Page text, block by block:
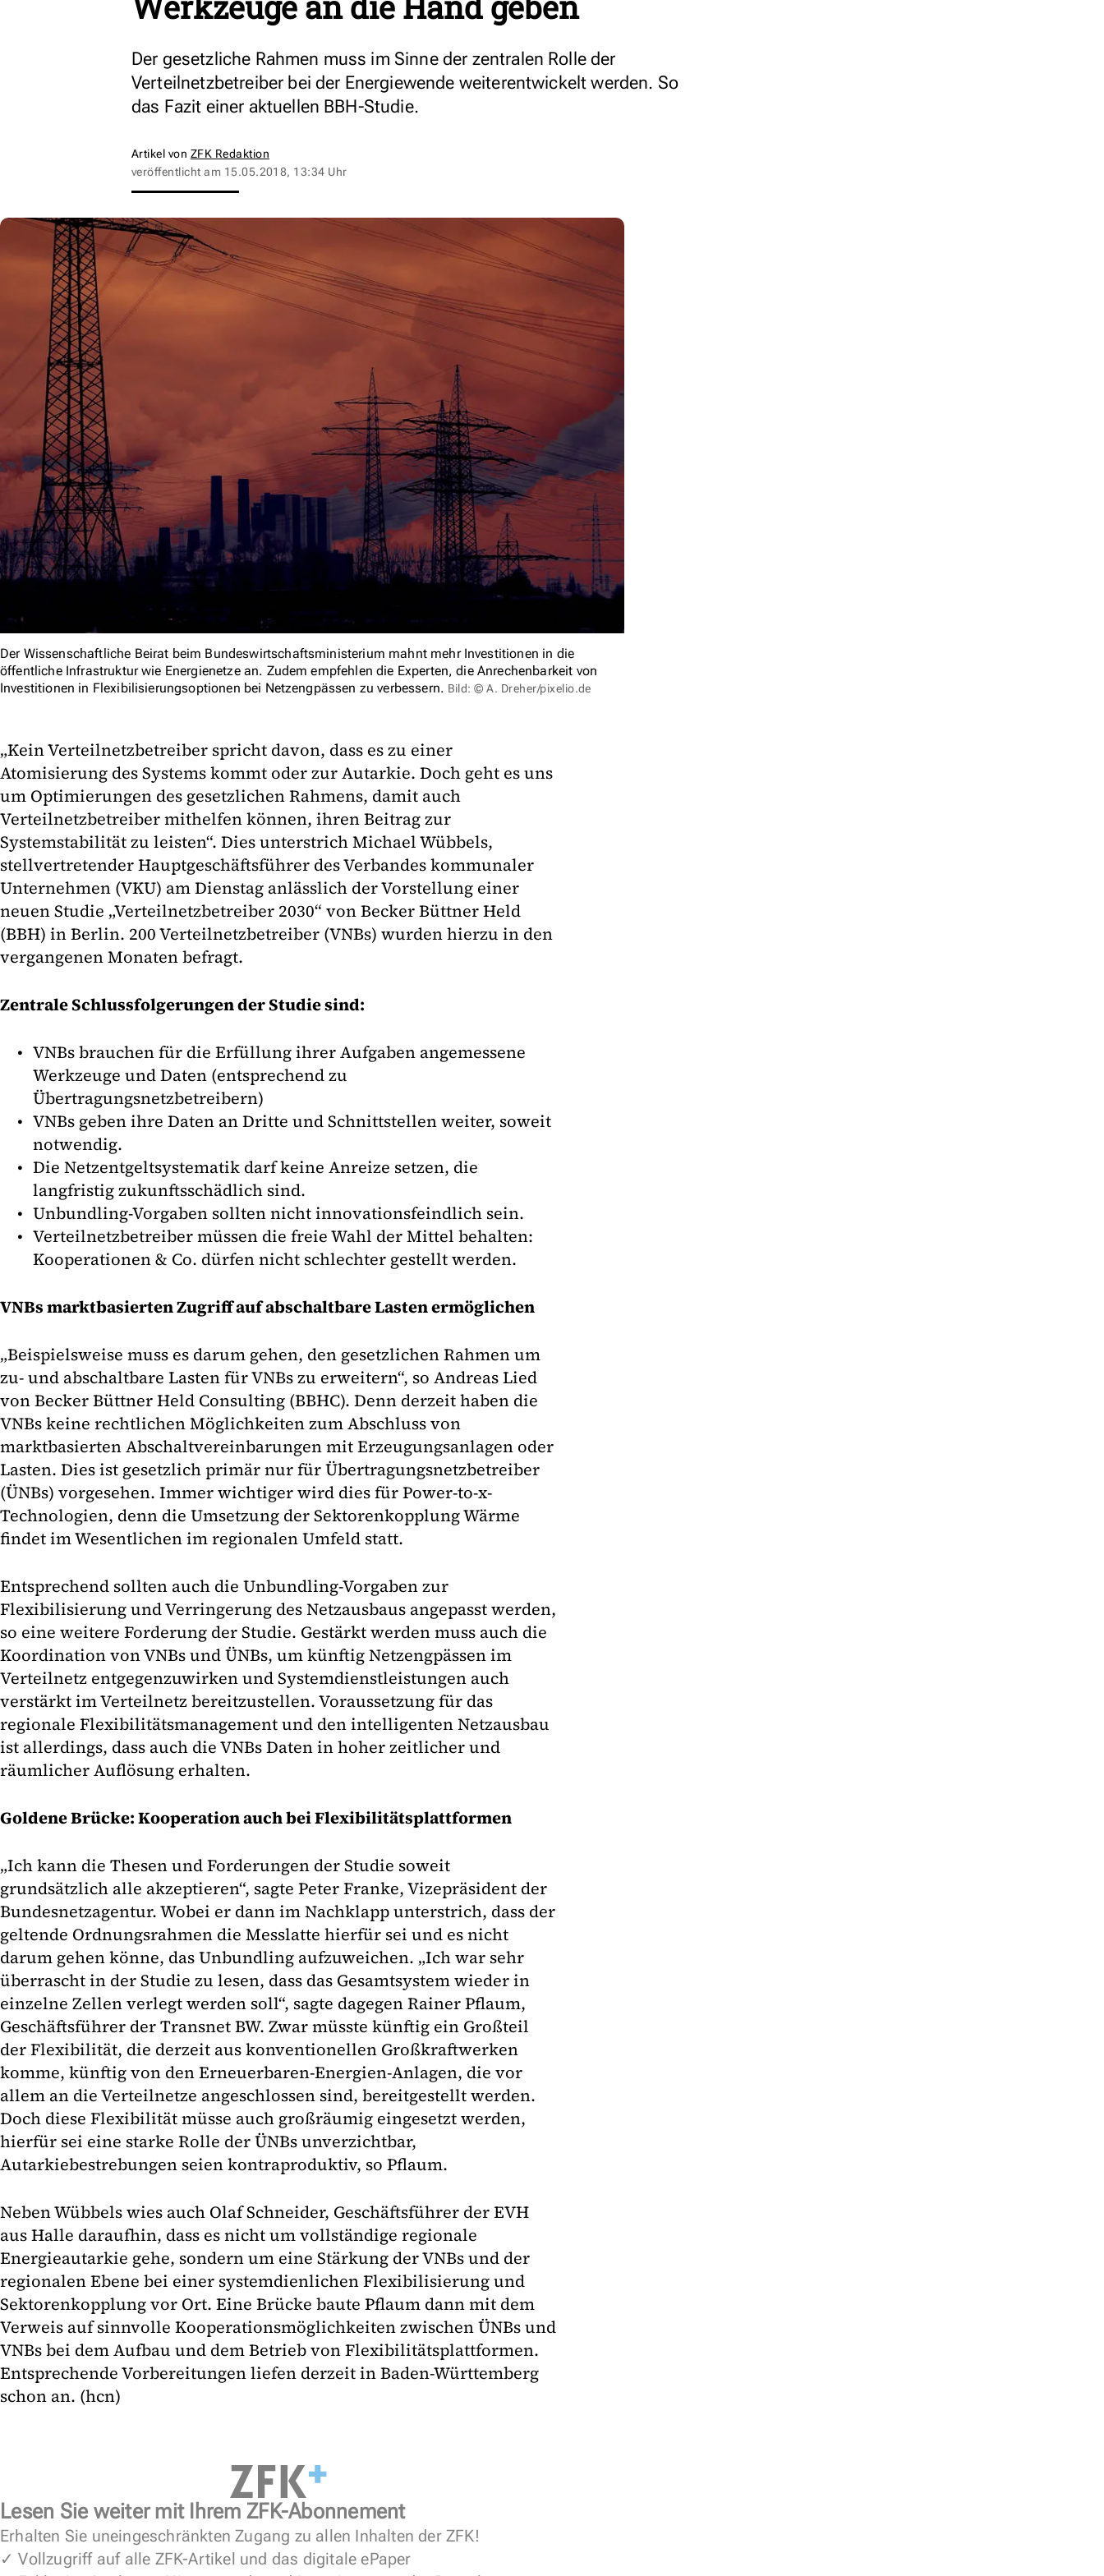
Der gesetzliche Rahmen muss im Sinne der zentralen Rolle der
Verteilnetzbetreiber bei der Energiewende weiterentwickelt werden. So
das Fazit einer aktuellen BBH-Studie.
Artikel von ZFK Redaktion
veröffentlicht am 15.05.2018, 13:34 Uhr
Der Wissenschaftliche Beirat beim Bundeswirtschaftsministerium mahnt mehr Investitionen in die
öffentliche Infrastruktur wie Energienetze an. Zudem empfehlen die Experten, die Anrechenbarkeit von
Investitionen in Flexibilisierungsoptionen bei Netzengpässen zu verbessern. Bild: © A. Dreher/pixelio.de
„Kein Verteilnetzbetreiber spricht davon, dass es zu einer
Atomisierung des Systems kommt oder zur Autarkie. Doch geht es uns
um Optimierungen des gesetzlichen Rahmens, damit auch
Verteilnetzbetreiber mithelfen können, ihren Beitrag zur
Systemstabilität zu leisten“. Dies unterstrich Michael Wübbels,
stellvertretender Hauptgeschäftsführer des Verbandes kommunaler
Unternehmen (VKU) am Dienstag anlässlich der Vorstellung einer
neuen Studie „Verteilnetzbetreiber 2030“ von Becker Büttner Held
(BBH) in Berlin. 200 Verteilnetzbetreiber (VNBs) wurden hierzu in den
vergangenen Monaten befragt.
Zentrale Schlussfolgerungen der Studie sind:
VNBs brauchen für die Erfüllung ihrer Aufgaben angemessene
Werkzeuge und Daten (entsprechend zu
Übertragungsnetzbetreibern)
VNBs geben ihre Daten an Dritte und Schnittstellen weiter, soweit
notwendig.
Die Netzentgeltsystematik darf keine Anreize setzen, die
langfristig zukunftsschädlich sind.
Unbundling-Vorgaben sollten nicht innovationsfeindlich sein.
Verteilnetzbetreiber müssen die freie Wahl der Mittel behalten:
Kooperationen & Co. dürfen nicht schlechter gestellt werden.
VNBs marktbasierten Zugriff auf abschaltbare Lasten ermöglichen
„Beispielsweise muss es darum gehen, den gesetzlichen Rahmen um
zu- und abschaltbare Lasten für VNBs zu erweitern“, so Andreas Lied
von Becker Büttner Held Consulting (BBHC). Denn derzeit haben die
VNBs keine rechtlichen Möglichkeiten zum Abschluss von
marktbasierten Abschaltvereinbarungen mit Erzeugungsanlagen oder
Lasten. Dies ist gesetzlich primär nur für Übertragungsnetzbetreiber
(ÜNBs) vorgesehen. Immer wichtiger wird dies für Power-to-x-
Technologien, denn die Umsetzung der Sektorenkopplung Wärme
findet im Wesentlichen im regionalen Umfeld statt.
Entsprechend sollten auch die Unbundling-Vorgaben zur
Flexibilisierung und Verringerung des Netzausbaus angepasst werden,
so eine weitere Forderung der Studie. Gestärkt werden muss auch die
Koordination von VNBs und ÜNBs, um künftig Netzengpässen im
Verteilnetz entgegenzuwirken und Systemdienstleistungen auch
verstärkt im Verteilnetz bereitzustellen. Voraussetzung für das
regionale Flexibilitätsmanagement und den intelligenten Netzausbau
ist allerdings, dass auch die VNBs Daten in hoher zeitlicher und
räumlicher Auflösung erhalten.
Goldene Brücke: Kooperation auch bei Flexibilitätsplattformen
„Ich kann die Thesen und Forderungen der Studie soweit
grundsätzlich alle akzeptieren“, sagte Peter Franke, Vizepräsident der
Bundesnetzagentur. Wobei er dann im Nachklapp unterstrich, dass der
geltende Ordnungsrahmen die Messlatte hierfür sei und es nicht
darum gehen könne, das Unbundling aufzuweichen. „Ich war sehr
überrascht in der Studie zu lesen, dass das Gesamtsystem wieder in
einzelne Zellen verlegt werden soll“, sagte dagegen Rainer Pflaum,
Geschäftsführer der Transnet BW. Zwar müsste künftig ein Großteil
der Flexibilität, die derzeit aus konventionellen Großkraftwerken
komme, künftig von den Erneuerbaren-Energien-Anlagen, die vor
allem an die Verteilnetze angeschlossen sind, bereitgestellt werden.
Doch diese Flexibilität müsse auch großräumig eingesetzt werden,
hierfür sei eine starke Rolle der ÜNBs unverzichtbar,
Autarkiebestrebungen seien kontraproduktiv, so Pflaum.
Neben Wübbels wies auch Olaf Schneider, Geschäftsführer der EVH
aus Halle daraufhin, dass es nicht um vollständige regionale
Energieautarkie gehe, sondern um eine Stärkung der VNBs und der
regionalen Ebene bei einer systemdienlichen Flexibilisierung und
Sektorenkopplung vor Ort. Eine Brücke baute Pflaum dann mit dem
Verweis auf sinnvolle Kooperationsmöglichkeiten zwischen ÜNBs und
VNBs bei dem Aufbau und dem Betrieb von Flexibilitätsplattformen.
Entsprechende Vorbereitungen liefen derzeit in Baden-Württemberg
schon an. (hcn)
Lesen Sie weiter mit Ihrem ZFK-Abonnement
Erhalten Sie uneingeschränkten Zugang zu allen Inhalten der ZFK!
✓ Vollzugriff auf alle ZFK-Artikel und das digitale ePaper